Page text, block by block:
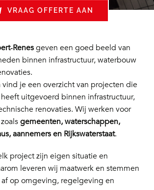
VRAAG OFFERTE AAN
geven een goed beeld van
binnen infrastructuur, waterbouw
je een overzicht van projecten die
uitgevoerd binnen infrastructuur,
renovaties. Wij werken voor
gemeenten, waterschappen,
aannemers en Rijkswaterstaat.
project zijn eigen situatie en
leveren wij maatwerk en stemmen
af op omgeving, regelgeving en